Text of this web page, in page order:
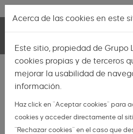
Pasar al contenido principal
navigation
NOVIOS
ORGANIZA TU
Acerca de las cookies en este
Este sitio, propiedad de Grupo
cookies propias y de terceros
mejorar la usabilidad de
información.
Haz click en "Aceptar cookies" para
cookies y acceder directamente al
"Rechazar cookies" en el caso que